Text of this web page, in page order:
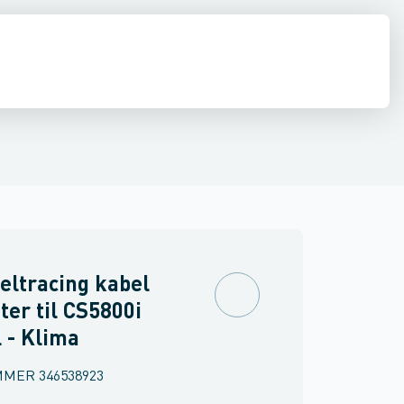
eltracing kabel
til CS5800i
- Klima
346538923